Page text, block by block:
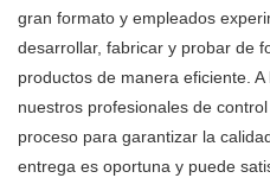
gran formato y empleados
desarrollar, fabricar y probar de
productos de manera eficiente.
nuestros profesionales de
proceso para garantizar la
entrega es oportuna y puede